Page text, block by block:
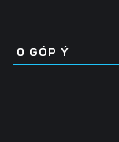
Tập 40
0 GÓP Ý